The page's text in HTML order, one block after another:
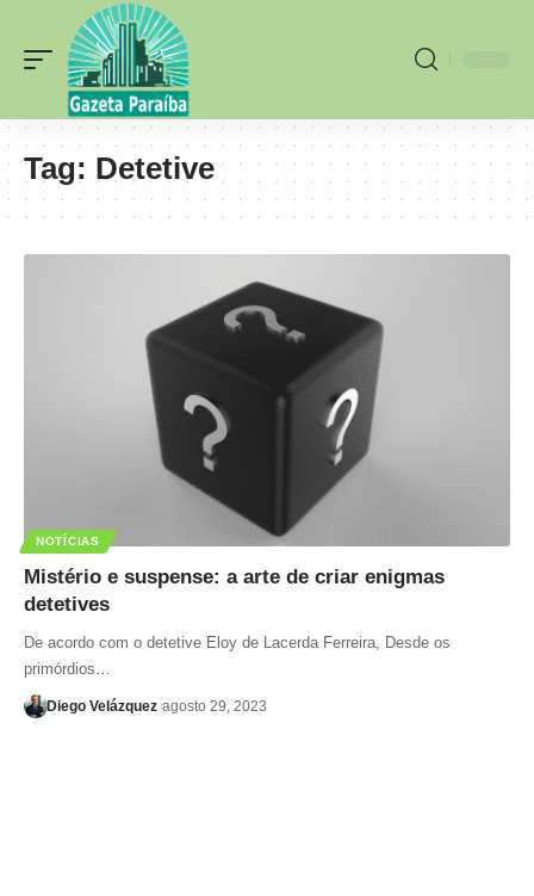
Tag: Detetive
NOTÍCIAS
Mistério e suspense: a arte de criar enigmas
detetives
De acordo com o detetive Eloy de Lacerda Ferreira, Desde os
primórdios…
Diego Velázquez agosto 29, 2023